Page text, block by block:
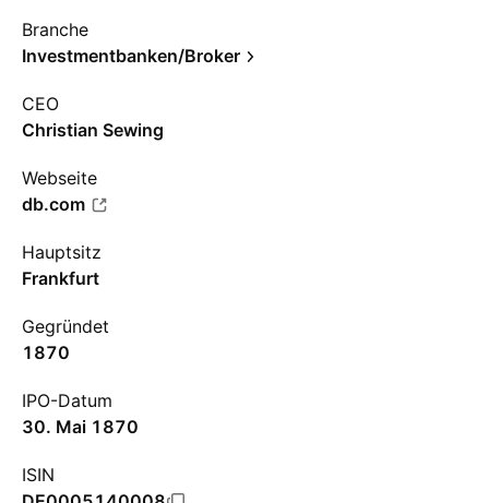
Branche
Investmentbanken/Broker
CEO
Christian Sewing
Webseite
db.com
Hauptsitz
Frankfurt
Gegründet
1870
IPO-Datum
30. Mai 1870
ISIN